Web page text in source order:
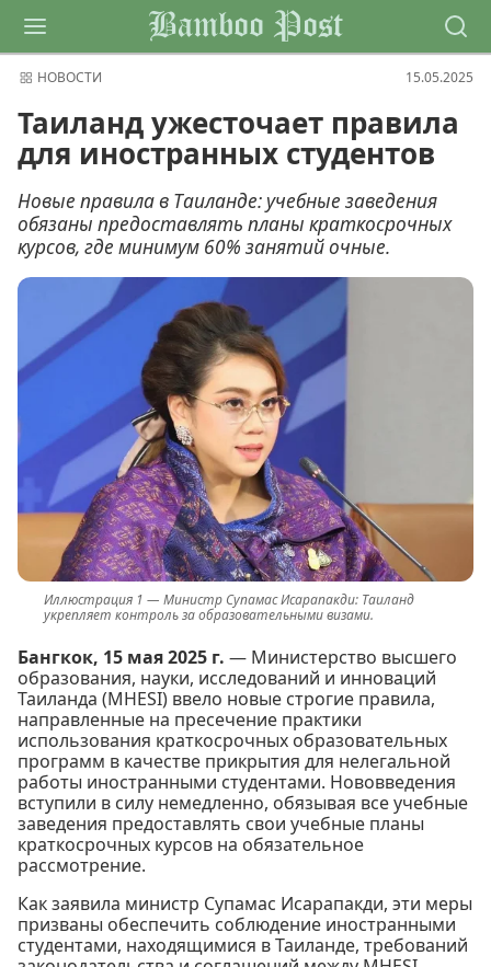
Bamboo Post
НОВОСТИ 15.05.2025
Таиланд ужесточает правила
для иностранных студентов
Новые правила в Таиланде: учебные заведения
обязаны предоставлять планы краткосрочных
курсов, где минимум 60% занятий очные.
Министр Супамас Исарапакди: Таиланд
укрепляет контроль за образовательными визами.
Бангкок, 15 мая 2025 г. — Министерство высшего
образования, науки, исследований и инноваций
Таиланда (MHESI) ввело новые строгие правила,
направленные на пресечение практики
использования краткосрочных образовательных
программ в качестве прикрытия для нелегальной
работы иностранными студентами. Нововведения
вступили в силу немедленно, обязывая все учебные
заведения предоставлять свои учебные планы
краткосрочных курсов на обязательное
рассмотрение.
Как заявила министр Супамас Исарапакди, эти меры
призваны обеспечить соблюдение иностранными
студентами, находящимися в Таиланде, требований